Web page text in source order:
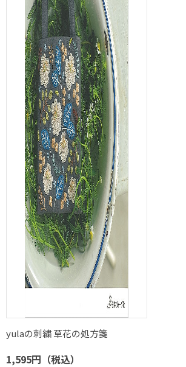
yulaの刺繍 草花の処方箋
1,595円（税込）